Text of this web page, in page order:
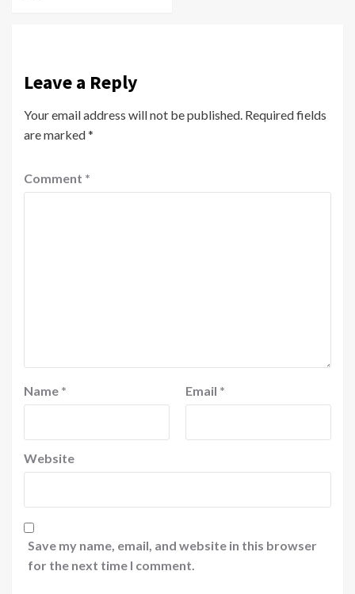
Leave a Reply
Your email address will not be published. Required fields
are marked*
Comment *
Name * Email *
Website
Save my name, email, and website in this browser
for the next time I comment.